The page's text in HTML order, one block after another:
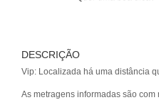
DESCRIÇÃO
Vip: Localizada há uma distância
As metragens informadas são